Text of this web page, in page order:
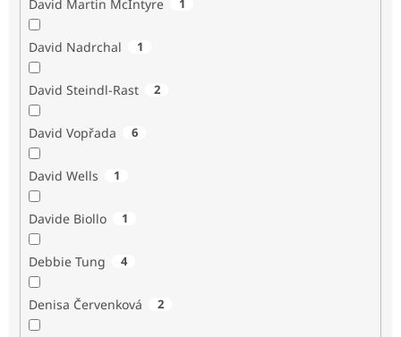
David Martin McIntyre 1
David Nadrchal 1
David Steindl-Rast 2
David Vopřada 6
David Wells 1
Davide Biollo 1
Debbie Tung 4
Denisa Červenková 2